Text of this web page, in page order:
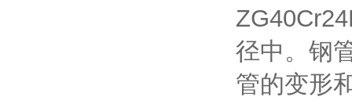
径中。钢
管的变形